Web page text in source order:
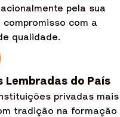
pela sua
com a
qualidade.
Lembradas do País
privadas mais
tradição na formação